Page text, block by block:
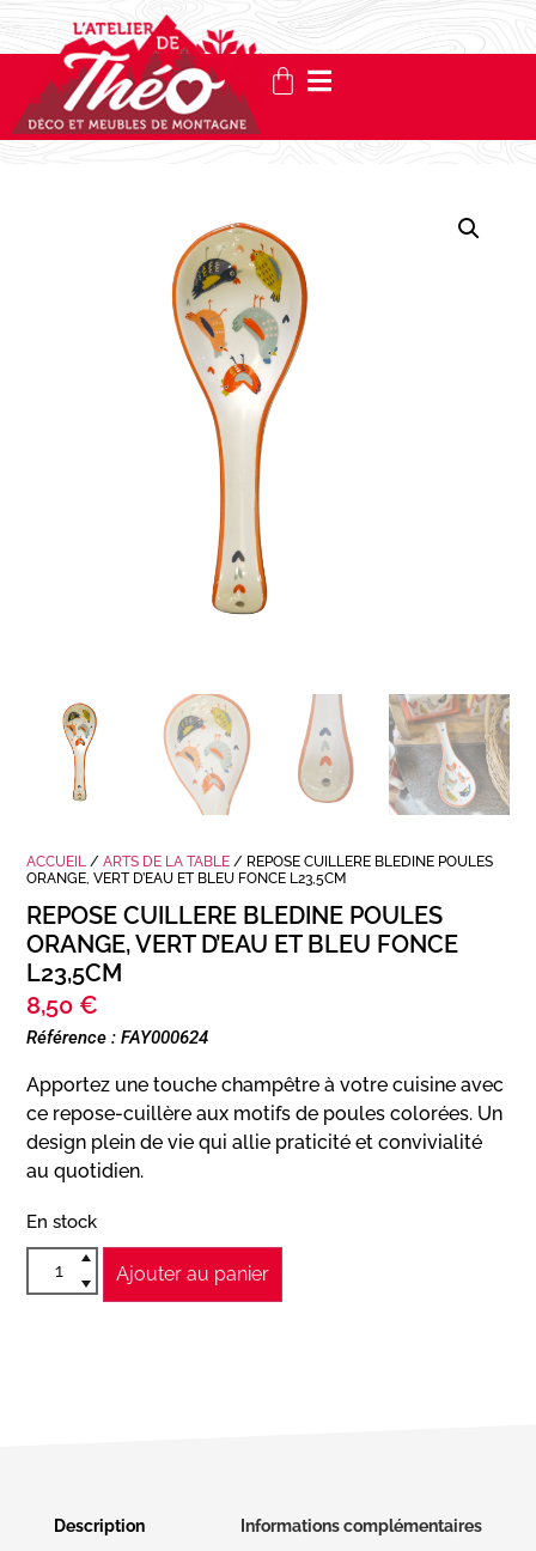
ACCUEIL /ARTS DE LA TABLE / REPOSE CUILLERE BLEDINE POULES
ORANGE, VERT D’EAU ET BLEU FONCE L23,5CM
REPOSE CUILLERE BLEDINE POULES
ORANGE, VERT D’EAU ET BLEU FONCE
L23,5CM
8,50 €
Référence : FAY000624
Apportez une touche champêtre à votre cuisine avec
ce repose-cuillère aux motifs de poules colorées. Un
design plein de vie qui allie praticité et convivialité
au quotidien.
En stock
Ajouter au panier
Description Informations complémentaires